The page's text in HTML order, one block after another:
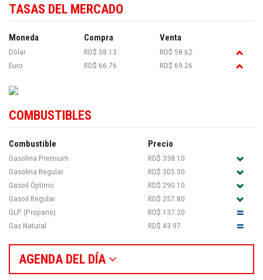
TASAS DEL MERCADO
Moneda Compra Venta
Dólar RD$ 58.13
RD$ 58.62
Euro
RD$ 66.76 RD$ 69.26
COMBUSTIBLES
Combustible Precio
Gasolina Premium
RD$ 338.10
Gasolina Regular
RD$ 305.50
Gasoil Óptimo
RD$ 290.10
Gasoil Regular
RD$ 257.80
GLP (Propano)
RD$ 137.20
Gas Natural
RD$ 43.97
AGENDA DEL DÍA